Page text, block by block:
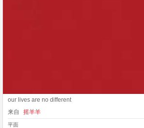
our lives are no different
来自
摇羊羊
平面